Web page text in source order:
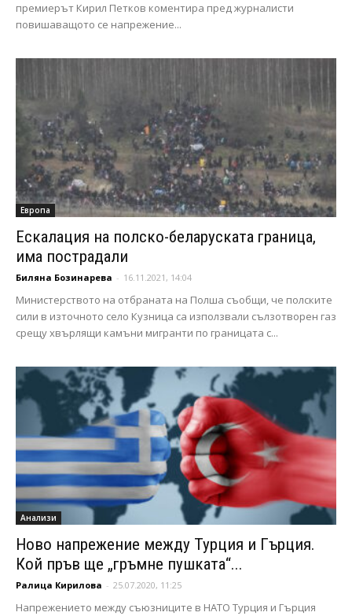
премиерът Кирил Петков коментира пред журналисти
повишаващото се напрежение...
Европа
Ескалация на полско-беларуската граница,
има пострадали
Биляна Бозинарева - 16.11.2021, 14:04
Министерството на отбраната на Полша съобщи, че полските
сили в източното село Кузница са използвали сълзотворен газ
срещу хвърлящи камъни мигранти по границата с...
Анализи
Ново напрежение между Турция и Гърция.
Кой пръв ще „гръмне пушката“...
Ралица Кирилова - 25.07.2020, 11:25
Напрежението между съюзниците в НАТО Турция и Гърция